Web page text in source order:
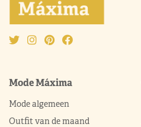
Mode Máxima
Mode algemeen
Outfit van de maand